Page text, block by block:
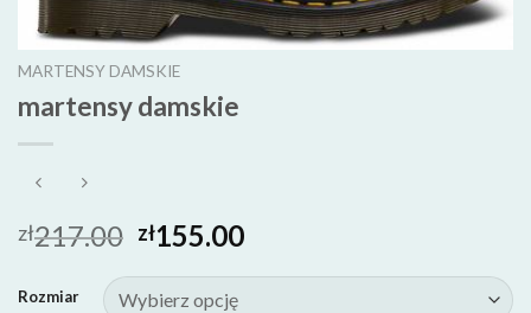
MARTENSY DAMSKIE
martensy damskie
zł217.00 zł155.00
Rozmiar